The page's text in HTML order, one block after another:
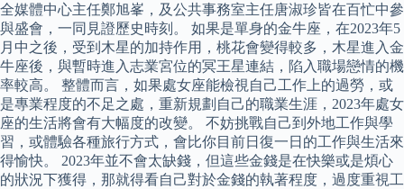
全媒體中心主任鄭旭峯，及公共事務室主任唐淑珍皆在百忙中參
與盛會，一同見證歷史時刻。 如果是單身的金牛座，在2023年5
月中之後，受到木星的加持作用，桃花會變得較多，木星進入金
牛座後，與暫時進入志業宮位的冥王星連結，陷入職場戀情的機
率較高。 整體而言，如果處女座能檢視自己工作上的過勞，或
是專業程度的不足之處，重新規劃自己的職業生涯，2023年處女
座的生活將會有大幅度的改變。 不妨挑戰自己到外地工作與學
習，或體驗各種旅行方式，會比你目前日復一日的工作與生活來
得愉快。 2023年並不會太缺錢，但這些金錢是在快樂或是煩心
的狀況下獲得，那就得看自己對於金錢的執著程度，過度重視工